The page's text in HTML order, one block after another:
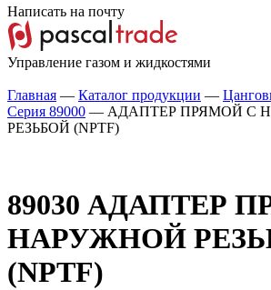
Написать на почту
Управление газом и жидкостями
Главная — Каталог продукции —
Серия 89000 — АДАПТЕР ПРЯМОЙ С
РЕЗЬБОЙ (NPTF)
89030 АДАПТЕР
НАРУЖНОЙ
(NPTF)